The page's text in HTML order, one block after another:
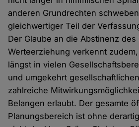
anderen Grundrechten
gleichwertiger Teil der
Der Glaube an die Abstinenz
Werteerziehung verkennt
längst in vielen
und umgekehrt
zahlreiche
Belangen erlaubt. Der gesamte
Planungsbereich ist ohne